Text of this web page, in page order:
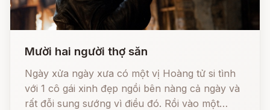
Mười hai người thợ săn
Ngày xửa ngày xưa có một vị Hoàng tử si tình
với 1 cô gái xinh đẹp ngồi bên nàng cả ngày và
rất đỗi sung sướng vì điều đó. Rồi vào một